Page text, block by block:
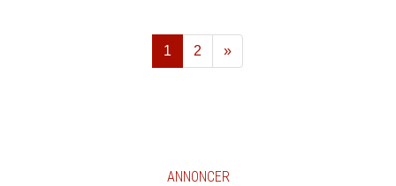
1 2
»
Næste
ANNONCER